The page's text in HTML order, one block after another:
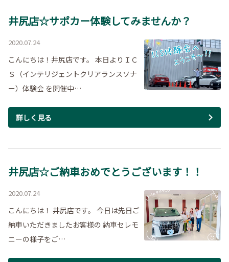
井尻店☆サポカー体験してみませんか？
2020.07.24
こんにちは！井尻店です。 本日よりＩＣ
Ｓ（インテリジェントクリアランスソナ
ー）体験会 を開催中…
詳しく見る
井尻店☆ご納車おめでとうございます！！
2020.07.24
こんにちは！ 井尻店です。 今日は先日ご
納車いただきましたお客様の 納車セレモ
ニーの様子をご…